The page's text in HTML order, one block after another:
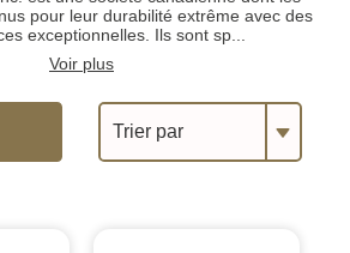
pour leur durabilité extrême avec des
exceptionnelles. Ils sont sp...
Voir plus
Trier par